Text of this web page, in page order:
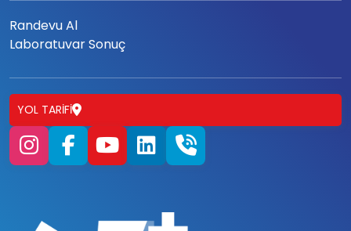
Randevu Al
Laboratuvar Sonuç
YOL TARIFI